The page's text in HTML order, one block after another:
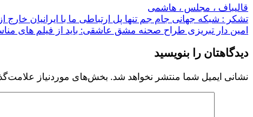
قالیباف ، مجلس ، هاشمی
راهبری
نوشته
تشکر : شبکه جهانی جام جم تنها پل ارتباطی ما با ایرانیان
امین دار تبریزی طراح صحنه مشق عاشقی: باید از فیلم های
دیدگاهتان را بنویسید
نشانی ایمیل شما منتشر نخواهد شد. بخش‌های موردنیاز